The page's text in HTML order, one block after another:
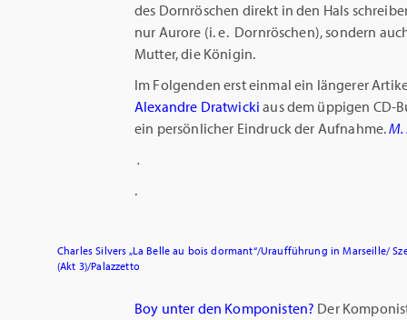
des Dornröschen direkt in den Hals
nur Aurore (i. e. Dornröschen), sondern
Mutter, die Königin.
Im Folgenden erst einmal ein längerer
Alexandre Dratwicki aus dem üppigen CD-
ein persönlicher Eindruck der Aufnahme.M.
.
.
Charles Silvers „La Belle au bois dormant“/Uraufführung in Marseille/
(Akt 3)/Palazzetto
Boy unter den Komponisten? Der